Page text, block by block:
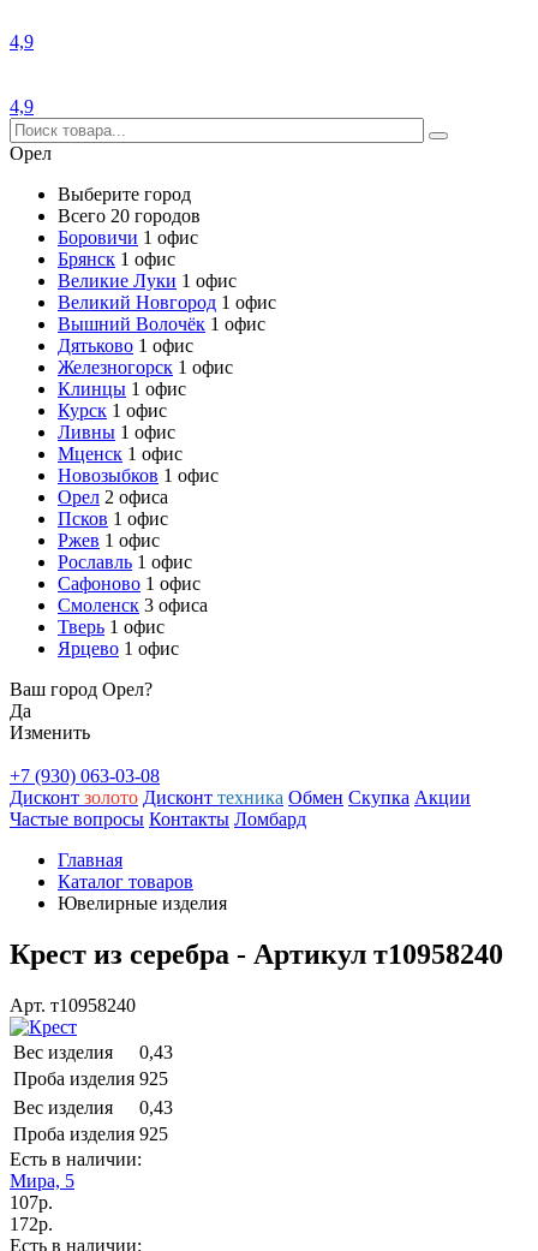
4,9
4,9
Орел
Выберите город
Всего 20 городов
Боровичи 1 офис
Брянск 1 офис
Великие Луки 1 офис
Великий Новгород 1 офис
Вышний Волочёк 1 офис
Дятьково 1 офис
Железногорск 1 офис
Клинцы 1 офис
Курск 1 офис
Ливны 1 офис
Мценск 1 офис
Новозыбков 1 офис
Орел 2 офиса
Псков 1 офис
Ржев 1 офис
Рославль 1 офис
Сафоново 1 офис
Смоленск 3 офиса
Тверь 1 офис
Ярцево 1 офис
Ваш город Орел?
Да
Изменить
+7 (930) 063-03-08
Дисконт золото Дисконт техника Обмен Скупка Акции
Частые вопросы Контакты Ломбард
Главная
Каталог товаров
Ювелирные изделия
Крест из серебра - Артикул т10958240
Арт. т10958240
Вес изделия
0,43
Проба изделия 925
Вес изделия
0,43
Проба изделия 925
Есть в наличии:
Мира, 5
107р.
172р.
Есть в наличии: